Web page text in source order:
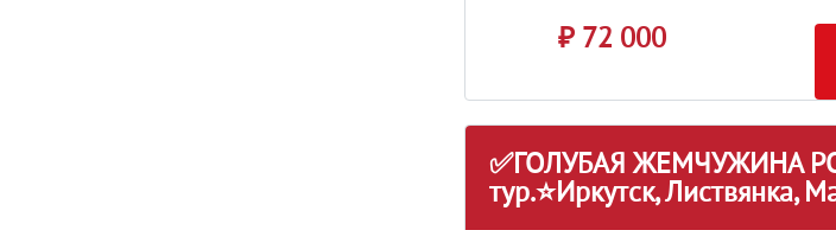
₽ 72 000
✅ГОЛУБАЯ ЖЕМЧУЖИНА
тур.⭐Иркутск, Листвянка,